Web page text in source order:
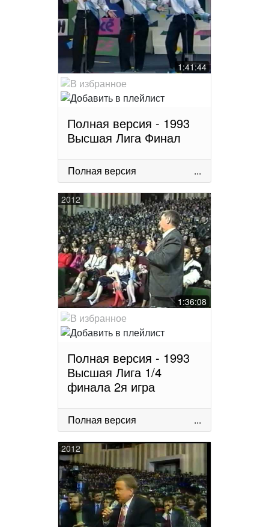
1:41:44
Полная версия - 1993
Высшая Лига Финал
Полная версия ...
2012
1:36:08
Полная версия - 1993
Высшая Лига 1/4
финала 2я игра
Полная версия ...
2012